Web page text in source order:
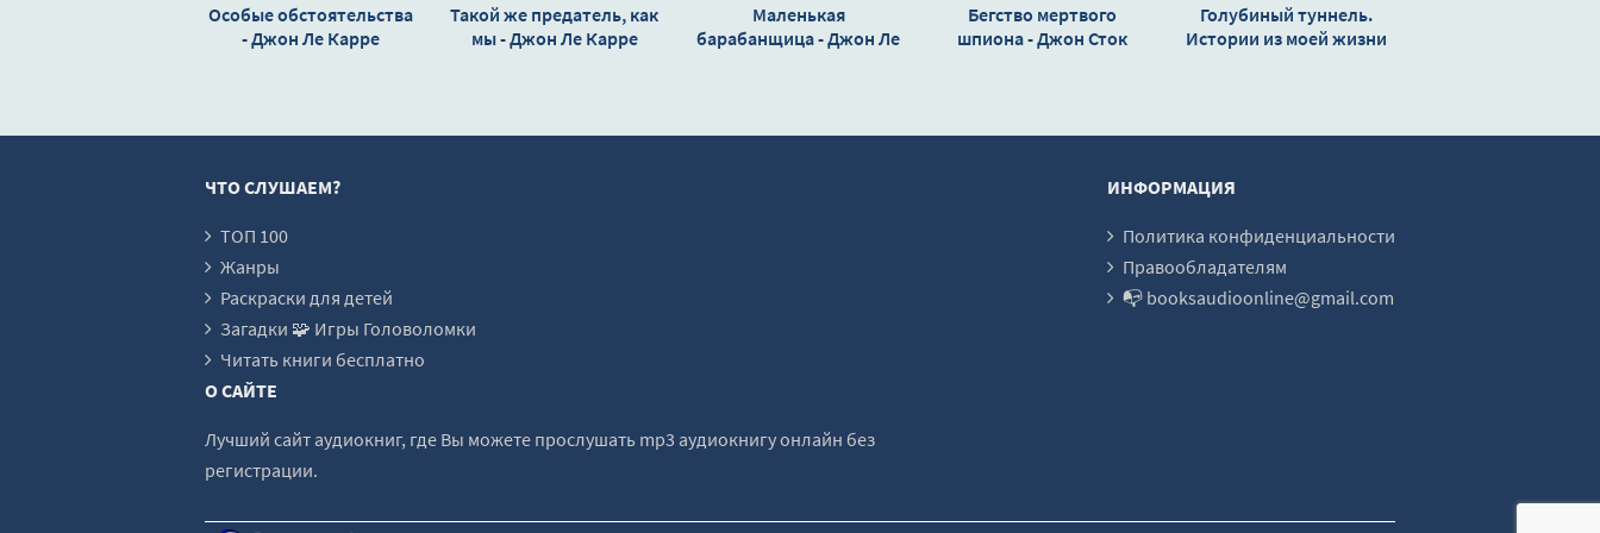
Особые обстоятельства
- Джон Ле Карре
Такой же предатель, как
мы - Джон Ле Карре
Маленькая
барабанщица - Джон Ле
Бегство мертвого
шпиона - Джон Сток
Голубиный туннель.
Истории из моей жизни
ЧТО СЛУШАЕМ?
ТОП 100
Жанры
Раскраски для детей
Загадки 🧩 Игры Головоломки
Читать книги бесплатно
ИНФОРМАЦИЯ
Политика конфиденциальности
Правообладателям
📭 booksaudioonline@gmail.com
О САЙТЕ
Лучший сайт аудиокниг, где Вы можете прослушать mp3 аудиокнигу онлайн без
регистрации.